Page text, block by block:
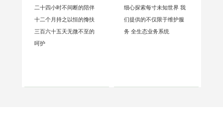
二十四小时不间断的陪伴
十二个月持之以恒的搀扶
三百六十五天无微不至的
呵护
细心探索每寸未知世界 我
们提供的不仅限于维护服
务 全生态业务系统